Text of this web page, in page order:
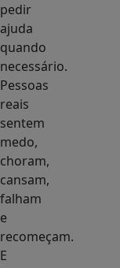
pedir
ajuda
quando
necessário.
Pessoas
reais
sentem
medo,
choram,
cansam,
falham
e
recomeçam.
E